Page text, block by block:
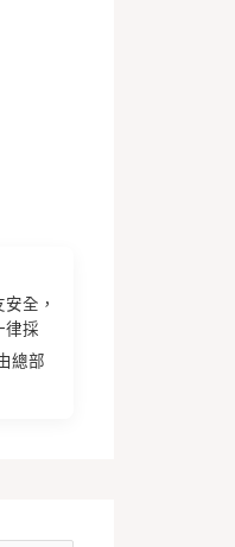
全，
律採
總部